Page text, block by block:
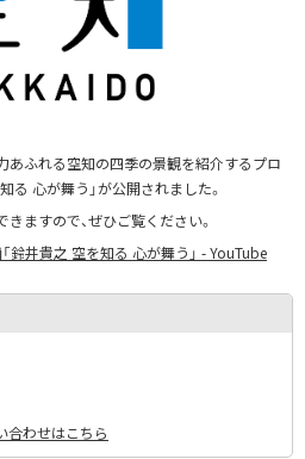
ふれる空知の四季の景観を紹介するプロ
る 心が舞う」が公開されました。
ますので、ぜひご覧ください。
鈴井貴之 空を知る 心が舞う」 - YouTube
合わせはこちら